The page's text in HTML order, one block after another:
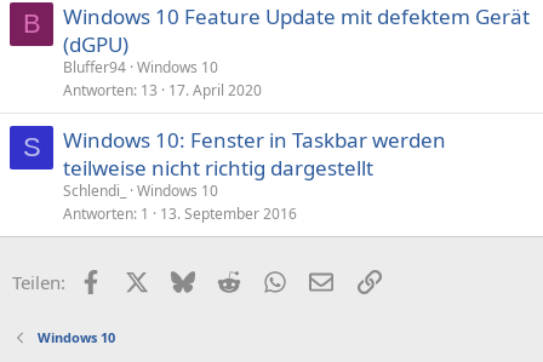
B
Windows 10 Feature Update mit defektem Gerät
(dGPU)
Bluffer94 Windows 10
Antworten 13 17. April 2020
S
Windows 10: Fenster in Taskbar werden
teilweise nicht richtig dargestellt
Schlendi_
Windows 10
Antworten 1 13. September 2016
Teilen: FacebookX (Twitter)
BlueskyRedditWhatsApp
E-MailLink
Windows 10